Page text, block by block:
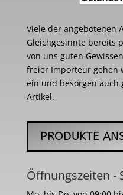
Viele der angebotenen
Gleichgesinnte bereits
von uns guten
freier Importeur gehen
ein und besorgen auch
Artikel.
PRODUKTE
Öffnungszeiten -